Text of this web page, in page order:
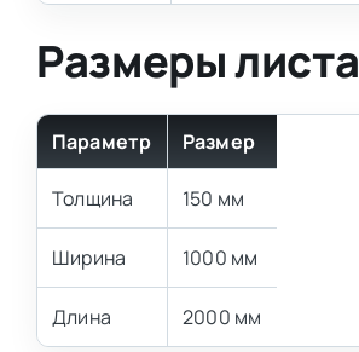
Размеры листа
Параметр Размер
Толщина 150 мм
Ширина 1000 мм
Длина 2000 мм